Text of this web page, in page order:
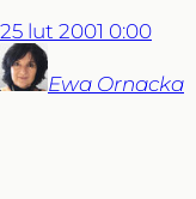
25 lut 2001 0:00
Ewa Ornacka